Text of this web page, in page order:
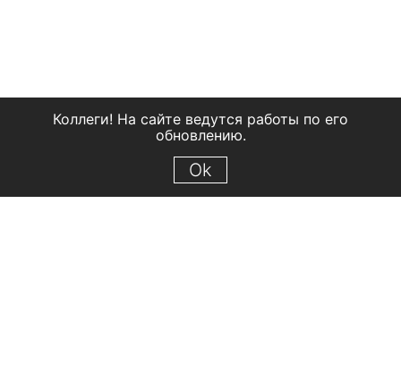
Коллеги! На сайте ведутся работы по его
обновлению.
Ok